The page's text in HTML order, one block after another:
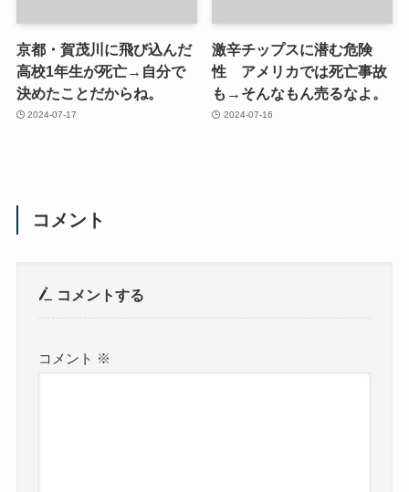
京都・賀茂川に飛び込んだ
高校1年生が死亡→自分で
決めたことだからね。
2024-07-17
激辛チップスに潜む危険
性 アメリカでは死亡事故
も→そんなもん売るなよ。
2024-07-16
コメント
コメントする
コメント ※